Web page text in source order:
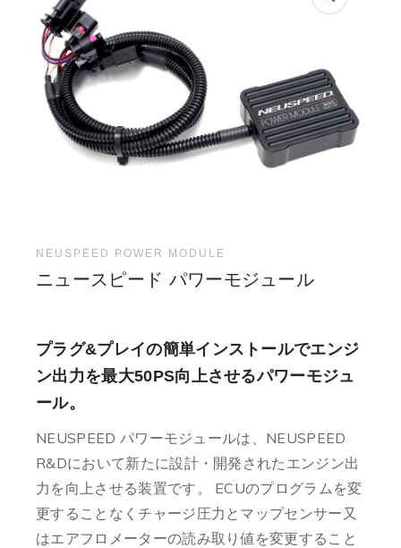
NEUSPEED POWER MODULE
ニュースピード パワーモジュール
プラグ&プレイの簡単インストールでエンジ
ン出力を最大50PS向上させるパワーモジュ
ール。
NEUSPEED パワーモジュールは、NEUSPEED
R&Dにおいて新たに設計・開発されたエンジン出
力を向上させる装置です。 ECUのプログラムを変
更することなくチャージ圧力とマップセンサー又
はエアフロメーターの読み取り値を変更すること